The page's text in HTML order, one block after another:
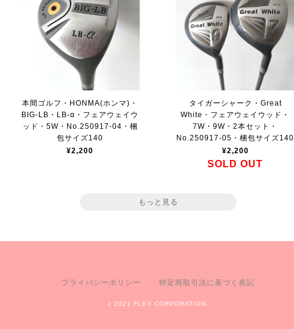
本間ゴルフ・HONMA(ホンマ)・
BIG-LB・LB-α・フェアウェイウ
ッド・5W・No.250917-04・梱
包サイズ140
¥2,200
タイガーシャーク・Great
White・フェアウェイウッド・
7W・9W・2本セット・
No.250917-05・梱包サイズ140
¥2,200
SOLD OUT
もっと見る
プライバシーポリシー 特定商取引法に基づく表記
c 2021 FLEX CORPORATION.